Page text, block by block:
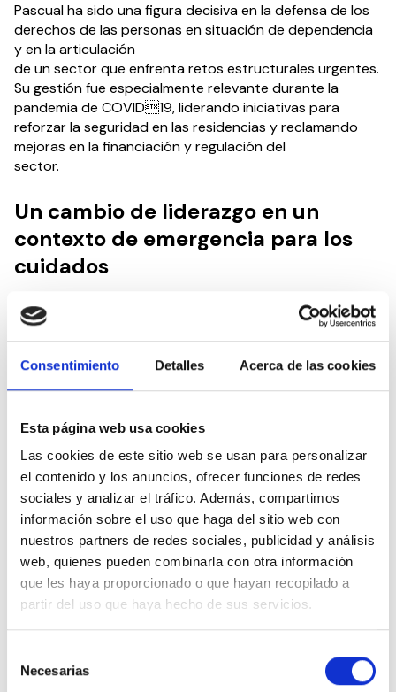
Consentimiento Detalles Acerca de las cookies
Esta página web usa cookies
Las cookies de este sitio web se usan para personalizar
el contenido y los anuncios, ofrecer funciones de redes
sociales y analizar el tráfico. Además, compartimos
información sobre el uso que haga del sitio web con
nuestros partners de redes sociales, publicidad y análisis
web, quienes pueden combinarla con otra información
que les haya proporcionado o que hayan recopilado a
partir del uso que haya hecho de sus servicios.
Necesarias
Pascual ha sido una figura decisiva en la defensa de los
derechos de las personas en situación de dependencia
y en la articulación
de un sector que enfrenta retos estructurales urgentes.
Su gestión fue especialmente relevante durante la
pandemia de COVID19, liderando iniciativas para
reforzar la seguridad en las residencias y reclamando
mejoras en la financiación y regulación del
sector.
Un cambio de liderazgo en un
contexto de emergencia para los
cuidados
El relevo en la presidencia de CEAPs llega en un
momento crítico para el sector de los cuidados en
BabyBoom ha servido como plataforma para lanzar un
llamamiento de «SOS» ante la falta de financiación
de personal cualificado, la necesidad de medidas
coordinadas a nivel estatal, las desigualdades entre
comunidades autónomas
en la aplicación de la Ley de Dependencia y los retrasos
en la tramitación de expedientes, que en algunos casos
superan los 330
días.
Bajo el lema “SOS por la pervivencia de los cuidados”, se
ha presentado un estudio socioeconómico que
concretas para paliar el déficit de profesionales y
mejorar la calidad de los